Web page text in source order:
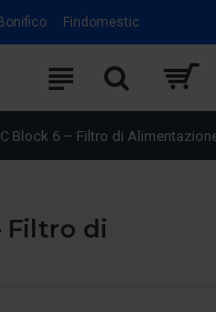
Bonifico Findomestic
Block 6 – Filtro di
Filtro di